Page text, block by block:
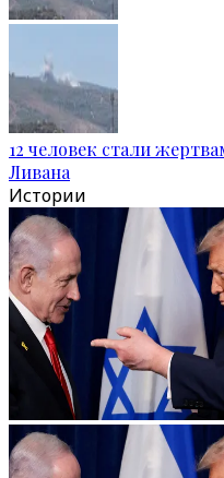
12 человек стали
Ливана
Истории